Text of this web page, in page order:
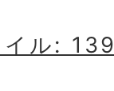
イル: